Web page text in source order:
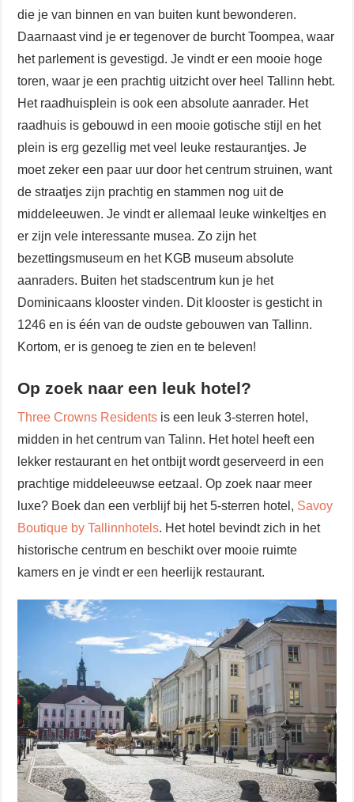
die je van binnen en van buiten kunt bewonderen.
Daarnaast vind je er tegenover de burcht Toompea, waar
het parlement is gevestigd. Je vindt er een mooie hoge
toren, waar je een prachtig uitzicht over heel Tallinn hebt.
Het raadhuisplein is ook een absolute aanrader. Het
raadhuis is gebouwd in een mooie gotische stijl en het
plein is erg gezellig met veel leuke restaurantjes. Je
moet zeker een paar uur door het centrum struinen, want
de straatjes zijn prachtig en stammen nog uit de
middeleeuwen. Je vindt er allemaal leuke winkeltjes en
er zijn vele interessante musea. Zo zijn het
bezettingsmuseum en het KGB museum absolute
aanraders. Buiten het stadscentrum kun je het
Dominicaans klooster vinden. Dit klooster is gesticht in
1246 en is één van de oudste gebouwen van Tallinn.
Kortom, er is genoeg te zien en te beleven!
Op zoek naar een leuk hotel?
Three Crowns Residents is een leuk 3-sterren hotel,
midden in het centrum van Talinn. Het hotel heeft een
lekker restaurant en het ontbijt wordt geserveerd in een
prachtige middeleeuwse eetzaal. Op zoek naar meer
luxe? Boek dan een verblijf bij het 5-sterren hotel, Savoy
Boutique by Tallinnhotels. Het hotel bevindt zich in het
historische centrum en beschikt over mooie ruimte
kamers en je vindt er een heerlijk restaurant.